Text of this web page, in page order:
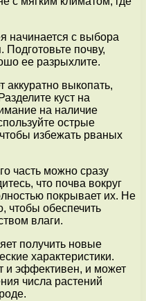
начинается с выбора
Подготовьте почву,
ее разрыхлите.
выкопать,
куст на
на наличие
острые
избежать рваных
часть можно сразу
что почва вокруг
покрывает их. Не
чтобы обеспечить
влаги.
получить новые
характеристики.
и эффективен, и может
числа растений